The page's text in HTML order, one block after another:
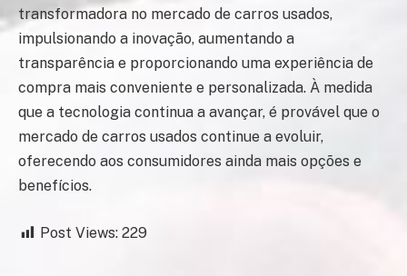
transformadora no mercado de carros usados,
impulsionando a inovação, aumentando a
transparência e proporcionando uma experiência de
compra mais conveniente e personalizada. À medida
que a tecnologia continua a avançar, é provável que o
mercado de carros usados continue a evoluir,
oferecendo aos consumidores ainda mais opções e
benefícios.
Post Views: 229